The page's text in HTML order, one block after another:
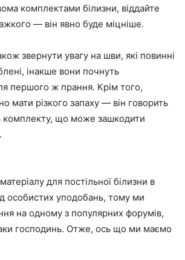
комплектами білизни, віддайте
— він явно буде міцніше.
звернути увагу на шви, які повинні
інакше вони почнуть
першого ж прання. Крім того,
мати різкого запаху — він говорить
комплекту, що може зашкодити
для постільної білизни в
особистих уподобань, тому ми
на одному з популярних форумів,
господинь. Отже, ось що ми маємо